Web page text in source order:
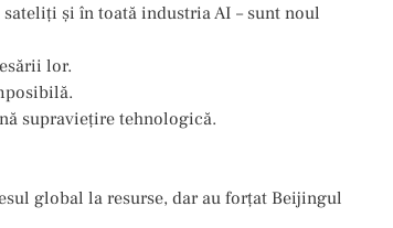
și în toată industria AI – sunt noul
lor.
supraviețire tehnologică.
global la resurse, dar au forțat Beijingul